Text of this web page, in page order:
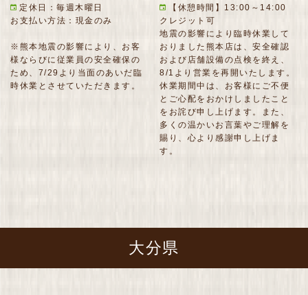
定休日：毎週木曜日
お支払い方法：現金のみ
※熊本地震の影響により、お客
様ならびに従業員の安全確保の
ため、7/29より当面のあいだ臨
時休業とさせていただきます。
【休憩時間】13:00～14:00
クレジット可
地震の影響により臨時休業して
おりました熊本店は、安全確認
および店舗設備の点検を終え、
8/1より営業を再開いたします。
休業期間中は、お客様にご不便
とご心配をおかけしましたこと
をお詫び申し上げます。また、
多くの温かいお言葉やご理解を
賜り、心より感謝申し上げま
す。
大分県